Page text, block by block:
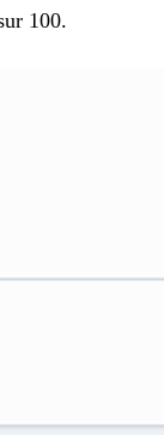
100.